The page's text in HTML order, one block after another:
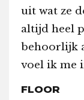
uit wat ze
altijd heel
behoorlijk
voel ik me
FLOOR